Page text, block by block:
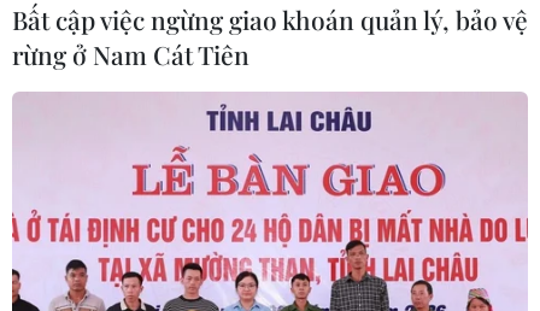
Bất cập việc ngừng giao khoán quản lý, bảo vệ
rừng ở Nam Cát Tiên